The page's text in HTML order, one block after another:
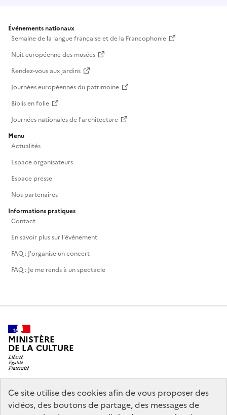
Ce site utilise des cookies afin de vous proposer des
vidéos, des boutons de partage, des messages de
Événements nationaux
Semaine de la langue française et de la Francophonie
Nuit européenne des musées
Rendez-vous aux jardins
Journées européennes du patrimoine
Biblis en folie
Journées nationales de l'architecture
Menu
Actualités
Espace organisateurs
Espace presse
Nos partenaires
Informations pratiques
Contact
En savoir plus sur l'événement
FAQ : J'organise un concert
FAQ : Je me rends à un spectacle
MINISTÈRE
DE LA CULTURE
legifrance.gouv.fr info.gouv.fr